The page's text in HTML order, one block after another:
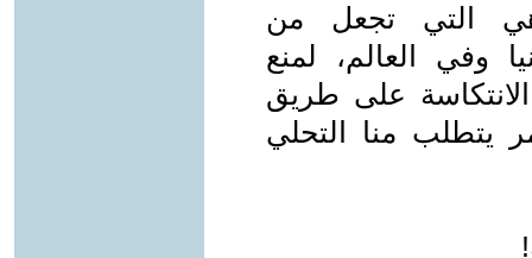
التي تجعل من
وفي العالم، لمنع
على طريق
يتطلب منا التحلي